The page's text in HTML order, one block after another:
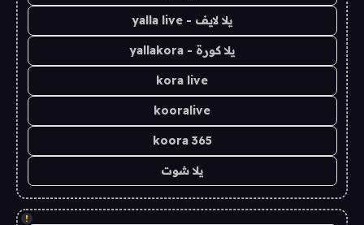
يلا لايف - yalla live
يلا كورة - yallakora
kora live
kooralive
koora 365
يلا شوت
!